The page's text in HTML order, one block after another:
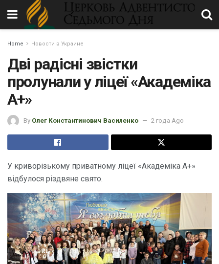
Home Новости в Украине
Дві радісні звістки
пролунали у ліцеї «Академіка
А+»
By Олег Константинович Василенко 2 года Ago
У криворізькому приватному ліцеї «Академіка А+»
відбулося різдвяне свято.